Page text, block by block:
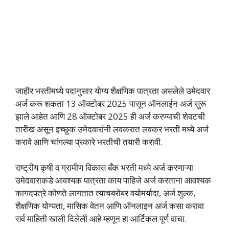
जाहीर भरतीमध्ये पदानुसार योग्य शैक्षणिक पात्रता असलेले उमेदवार
अर्ज करू शकता 13 ऑक्टोबर 2025 पासून ऑनलाईन अर्ज सुरू
झाले आहेत आणि 28 ऑक्टोबर 2025 ही अर्ज करण्याची शेवटची
तारीख असून इच्छुक उमेदवारांनी लवकरात लवकर भरती मध्ये अर्ज
करावे आणि चांगल्या प्रकारे भरतीची तयारी करावी.
राष्ट्रीय कृषी व ग्रामीण विकास बँक भरती मध्ये अर्ज करणाऱ्या
उमेदवाराकडे आवश्यक पात्रता काय पाहिजे अर्ज करताना आवश्यक
कागदपत्रे कोणते लागतात त्याचबरोबर वयोमर्यादा, अर्ज शुल्क,
शैक्षणिक योग्यता, मासिक वेतन आणि ऑनलाइन अर्ज कसा करावा
सर्व माहिती खाली दिलेली आहे म्हणून हा आर्टिकल पूर्ण वाचा.